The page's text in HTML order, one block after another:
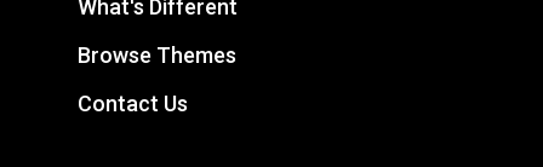
What's Different
Browse Themes
Contact Us